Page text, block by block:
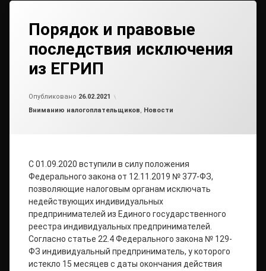
Порядок и правовые
последствия исключения
из ЕГРИП
Опубликовано 26.02.2021
Рубрики:
Вниманию налогоплательщиков, Новости
С 01.09.2020 вступили в силу положения
Федерального закона от 12.11.2019 № 377-ФЗ,
позволяющие налоговым органам исключать
недействующих индивидуальных
предпринимателей из Единого государственного
реестра индивидуальных предпринимателей.
Согласно статье 22.4 Федерального закона № 129-
ФЗ индивидуальный предприниматель, у которого
истекло 15 месяцев с даты окончания действия